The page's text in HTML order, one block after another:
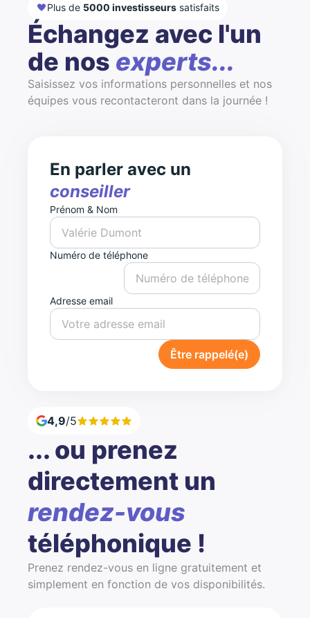
Plus de 5000 investisseurs satisfaits
Échangez avec l'un
de nos experts...
Saisissez vos informations personnelles et nos
équipes vous recontacteront dans la journée !
En parler avec un
conseiller
Prénom & Nom
Numéro de téléphone
Adresse email
Être rappelé(e)
4,9/5
... ou prenez
directement un
rendez-vous
téléphonique !
Prenez rendez-vous en ligne gratuitement et
simplement en fonction de vos disponibilités.